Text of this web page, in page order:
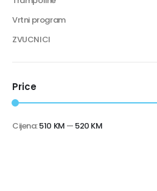
Vrtni program
ZVUCNICI
Price
Cijena:510 KM — 520 KM